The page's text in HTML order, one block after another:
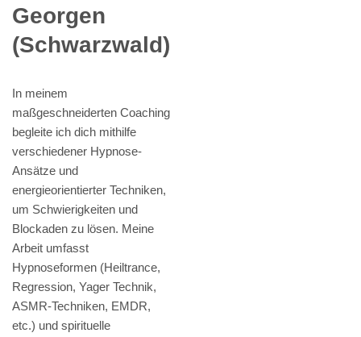
Georgen
(Schwarzwald)
In meinem
maßgeschneiderten Coaching
begleite ich dich mithilfe
verschiedener Hypnose-
Ansätze und
energieorientierter Techniken,
um Schwierigkeiten und
Blockaden zu lösen. Meine
Arbeit umfasst
Hypnoseformen (Heiltrance,
Regression, Yager Technik,
ASMR-Techniken, EMDR,
etc.) und spirituelle